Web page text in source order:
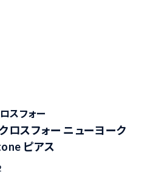
スフォー
スフォー ニューヨーク
ピアス